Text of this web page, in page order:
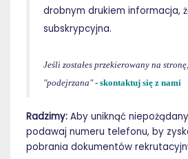
drobnym drukiem informacja,
subskrypcyjna.
Jeśli zostałes przekierowany na
"podejrzana"- skontaktuj się z nami
Radzimy: Aby uniknąć
podawaj numeru telefonu, by
pobrania dokumentów